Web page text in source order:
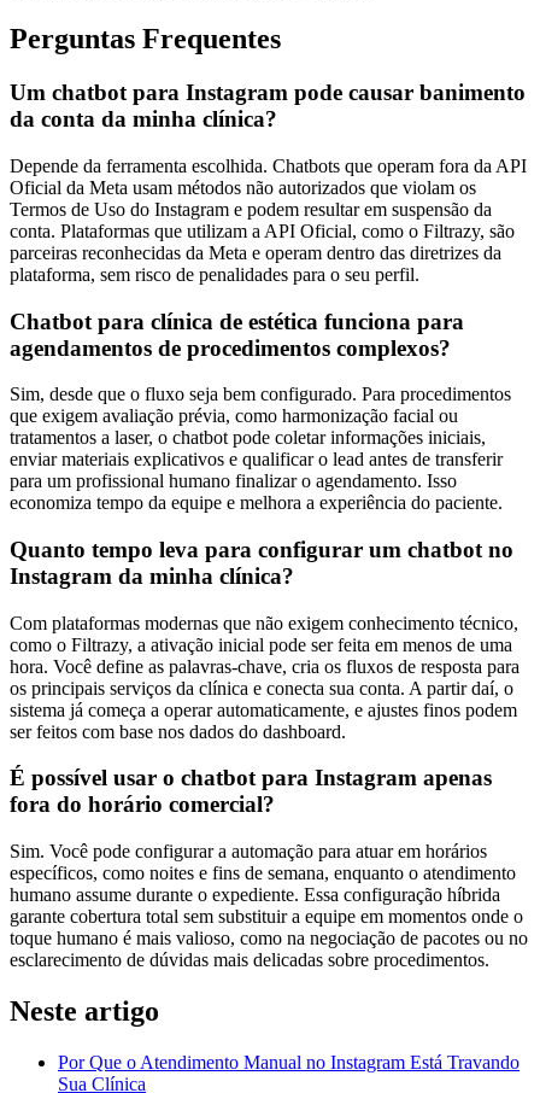
Perguntas Frequentes
Um chatbot para Instagram pode causar banimento
da conta da minha clínica?
Depende da ferramenta escolhida. Chatbots que operam fora da API
Oficial da Meta usam métodos não autorizados que violam os
Termos de Uso do Instagram e podem resultar em suspensão da
conta. Plataformas que utilizam a API Oficial, como o Filtrazy, são
parceiras reconhecidas da Meta e operam dentro das diretrizes da
plataforma, sem risco de penalidades para o seu perfil.
Chatbot para clínica de estética funciona para
agendamentos de procedimentos complexos?
Sim, desde que o fluxo seja bem configurado. Para procedimentos
que exigem avaliação prévia, como harmonização facial ou
tratamentos a laser, o chatbot pode coletar informações iniciais,
enviar materiais explicativos e qualificar o lead antes de transferir
para um profissional humano finalizar o agendamento. Isso
economiza tempo da equipe e melhora a experiência do paciente.
Quanto tempo leva para configurar um chatbot no
Instagram da minha clínica?
Com plataformas modernas que não exigem conhecimento técnico,
como o Filtrazy, a ativação inicial pode ser feita em menos de uma
hora. Você define as palavras-chave, cria os fluxos de resposta para
os principais serviços da clínica e conecta sua conta. A partir daí, o
sistema já começa a operar automaticamente, e ajustes finos podem
ser feitos com base nos dados do dashboard.
É possível usar o chatbot para Instagram apenas
fora do horário comercial?
Sim. Você pode configurar a automação para atuar em horários
específicos, como noites e fins de semana, enquanto o atendimento
humano assume durante o expediente. Essa configuração híbrida
garante cobertura total sem substituir a equipe em momentos onde o
toque humano é mais valioso, como na negociação de pacotes ou no
esclarecimento de dúvidas mais delicadas sobre procedimentos.
Neste artigo
Por Que o Atendimento Manual no Instagram Está Travando
Sua Clínica